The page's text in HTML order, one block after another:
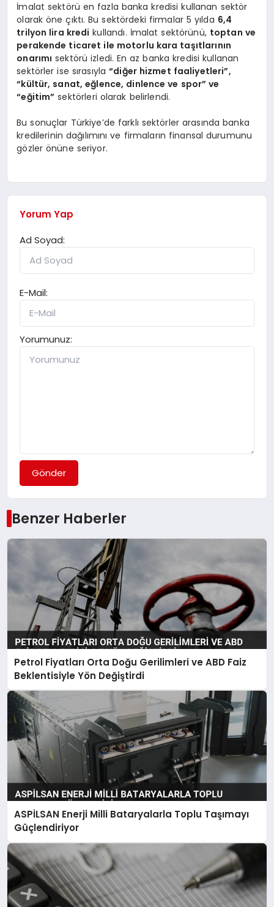
İmalat sektörü en fazla banka kredisi kullanan sektör
olarak öne çıktı. Bu sektördeki firmalar 5 yılda 6,4
trilyon lira kredi kullandı. İmalat sektörünü, toptan ve
perakende ticaret ile motorlu kara taşıtlarının
onarımı sektörü izledi. En az banka kredisi kullanan
sektörler ise sırasıyla“diğer hizmet faaliyetleri”,
“kültür, sanat, eğlence, dinlence ve spor” ve
“eğitim” sektörleri olarak belirlendi.
Bu sonuçlar Türkiye’de farklı sektörler arasında banka
kredilerinin dağılımını ve firmaların finansal durumunu
gözler önüne seriyor.
Yorum Yap
Ad Soyad:
E-Mail:
Yorumunuz:
Gönder
Benzer Haberler
Petrol Fiyatları Orta Doğu Gerilimleri ve ABD Faiz
Beklentisiyle Yön Değiştirdi
ASPİLSAN Enerji Milli Bataryalarla Toplu Taşımayı
Güçlendiriyor